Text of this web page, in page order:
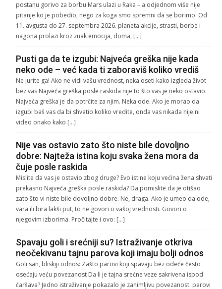
postanu gorivo za borbu Mars ulazi u Raka – a odjednom više nije
pitanje ko je pobedio, nego za koga smo spremni da se borimo. Od
11. avgusta do 27. septembra 2026. planeta akcije, strasti, borbe i
nagona prolazi kroz znak emocija, doma, […]
Pusti ga da te izgubi: Najveća greška nije kada
neko ode – već kada ti zaboraviš koliko vrediš
Ne jurite ga! Ako ne vidi vašu vrednost, neka oseti kako izgleda život
bez vas Najveća greška posle raskida nije to što vas je neko ostavio.
Najveća greška je da potrčite za njim. Neka ode. Ako je morao da
izgubi baš vas da bi shvatio koliko vredite, onda vas nikada nije ni
video onako kako […]
Nije vas ostavio zato što niste bile dovoljno
dobre: Najteža istina koju svaka žena mora da
čuje posle raskida
Mislite da vas je ostavio zbog druge? Evo istine koju većina žena shvati
prekasno Najveća greška posle raskida? Da pomislite da je otišao
zato što vi niste bile dovoljno dobre. Ne, draga. Ako je umeo da ode,
vara ili bira lakši put, to ne govori o vašoj vrednosti. Govori o
njegovim izborima. Pročitajte i ovo: […]
Spavaju goli i srećniji su? Istraživanje otkriva
neočekivanu tajnu parova koji imaju bolji odnos
Goli san, bliskiji odnos: Zašto parovi koji spavaju bez odeće često
osećaju veću povezanost Da li je tajna srećne veze sakrivena ispod
čaršava? Jedno istraživanje pokazalo je zanimljivu povezanost: parovi